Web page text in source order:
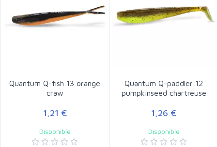
Quantum Q-fish 13 orange
craw
1,21 €
Disponible
Quantum Q-paddler 12
pumpkinseed chartreuse
1,26 €
Disponible